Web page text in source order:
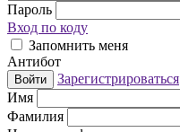
Пароль
Вход по коду
Запомнить меня
Антибот
Войти
Зарегистрироваться
Имя
Фамилия